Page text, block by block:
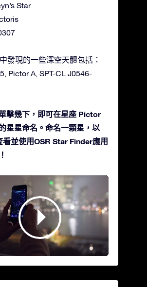
Star
發現的一些深空天體包括：
Pictor A, SPT-CL J0546-
擊幾下，即可在星座 Pictor
星星命名。命名一顆星，以
看並使用OSR Star Finder應用